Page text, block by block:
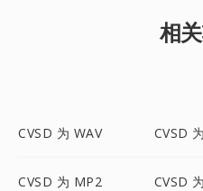
相
CVSD 为 WAV CVSD
CVSD 为 MP2 CVSD